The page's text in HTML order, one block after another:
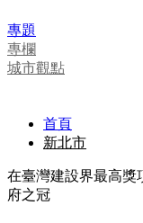
專題
專欄
城市觀點
首頁
新北市
在臺灣建設界最高獎
府之冠